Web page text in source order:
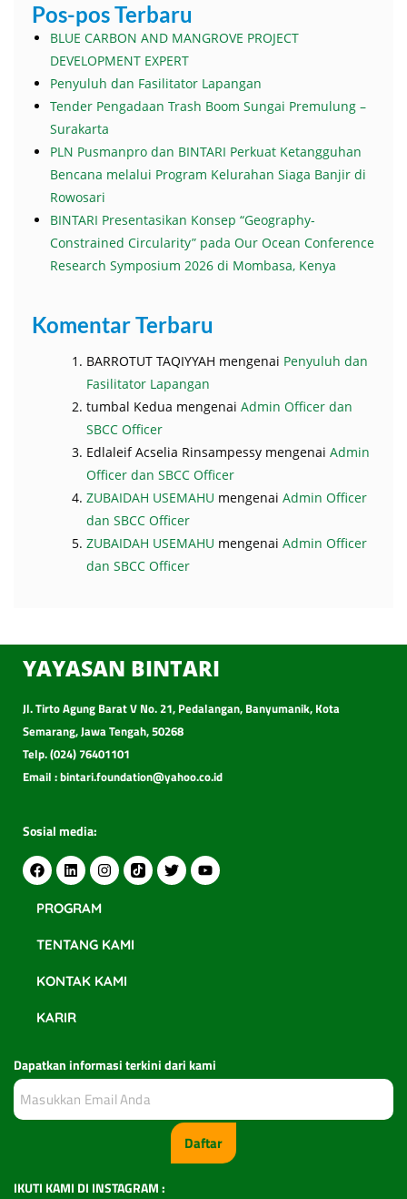
Pos-pos Terbaru
BLUE CARBON AND MANGROVE PROJECT
DEVELOPMENT EXPERT
Penyuluh dan Fasilitator Lapangan
Tender Pengadaan Trash Boom Sungai Premulung –
Surakarta
PLN Pusmanpro dan BINTARI Perkuat Ketangguhan
Bencana melalui Program Kelurahan Siaga Banjir di
Rowosari
BINTARI Presentasikan Konsep “Geography-
Constrained Circularity” pada Our Ocean Conference
Research Symposium 2026 di Mombasa, Kenya
Komentar Terbaru
BARROTUT TAQIYYAH mengenai Penyuluh dan
Fasilitator Lapangan
tumbal Kedua mengenai Admin Officer dan
SBCC Officer
Edlaleif Acselia Rinsampessy mengenai Admin
Officer dan SBCC Officer
ZUBAIDAH USEMAHU mengenai Admin Officer
dan SBCC Officer
ZUBAIDAH USEMAHU mengenai Admin Officer
dan SBCC Officer
YAYASAN BINTARI
Jl. Tirto Agung Barat V No. 21, Pedalangan, Banyumanik, Kota
Semarang, Jawa Tengah, 50268
Telp. (024) 76401101
Email : bintari.foundation@yahoo.co.id
Sosial media:
PROGRAM
TENTANG KAMI
KONTAK KAMI
KARIR
Dapatkan informasi terkini dari kami
Daftar
IKUTI KAMI DI INSTAGRAM :